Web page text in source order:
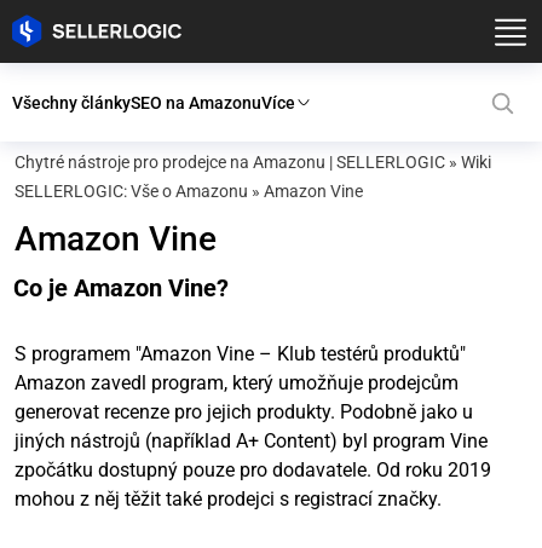
Všechny článkySEO na AmazonuVíce
Chytré nástroje pro prodejce na Amazonu | SELLERLOGIC » Wiki
SELLERLOGIC: Vše o Amazonu » Amazon Vine
Amazon Vine
Co je Amazon Vine?
S programem "Amazon Vine – Klub testérů produktů"
Amazon zavedl program, který umožňuje prodejcům
generovat recenze pro jejich produkty. Podobně jako u
jiných nástrojů (například A+ Content) byl program Vine
zpočátku dostupný pouze pro dodavatele. Od roku 2019
mohou z něj těžit také prodejci s registrací značky.